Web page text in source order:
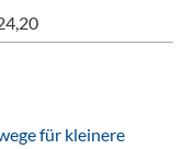
für kleinere